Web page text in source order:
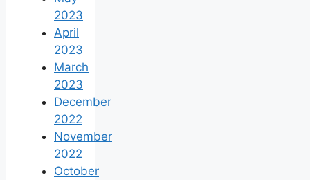
2023
April
2023
March
2023
December
2022
November
2022
October